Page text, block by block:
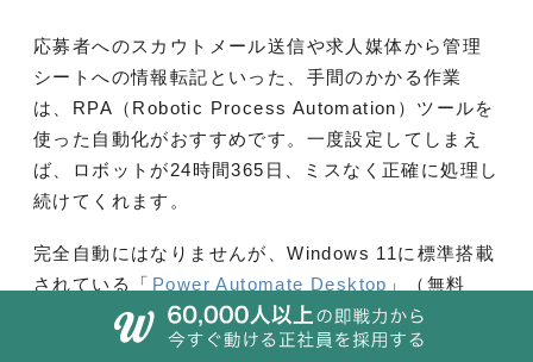
応募者へのスカウトメール送信や求人媒体から管理
シートへの情報転記といった、手間のかかる作業
は、RPA（Robotic Process Automation）ツールを
使った自動化がおすすめです。一度設定してしまえ
ば、ロボットが24時間365日、ミスなく正確に処理し
続けてくれます。
完全自動にはなりませんが、Windows 11に標準搭載
されている「 Power Automate Desktop 」（無料
版）だけでも時間の短縮が可能です。また、候補者
との日程調整も、専用ツールを使えばURLを1つ送る